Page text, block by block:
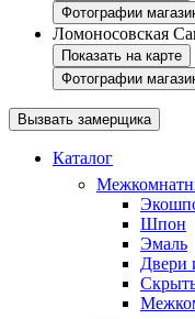
Фотографии
Ломоносовская
Показать на карте
Фотографии
Вызвать замерщика
Каталог
Шпон
Эмаль
Двери